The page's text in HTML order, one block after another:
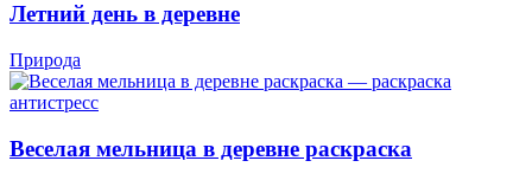
Летний день в деревне
Природа
Веселая мельница в деревне раскраска